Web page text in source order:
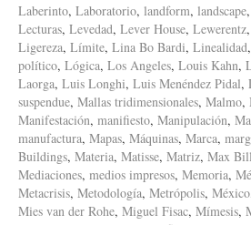
Laberinto, Laboratorio, landform, landscape,
Lecturas, Levedad, Lever House, Lewerentz,
Ligereza, Límite, Lina Bo Bardi, Linealidad,
político, Lógica, Los Angeles, Louis Kahn,
Laorga, Luis Longhi, Luis Menéndez Pidal,
suspendue, Mallas tridimensionales, Malmo,
Manifestación, manifiesto, Manipulación,
manufactura, Mapas, Máquinas, Marca,
Buildings, Materia, Matisse, Matriz, Max Bill
Mediaciones, medios impresos, Memoria,
Metacrisis, Metodología, Metrópolis, México
Mies van der Rohe, Miguel Fisac, Mímesis,